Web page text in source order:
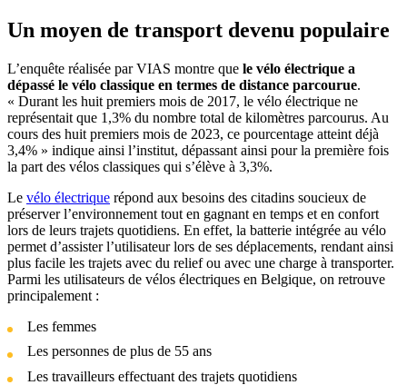
Un moyen de transport devenu populaire
L’enquête réalisée par VIAS montre que le vélo électrique a
dépassé le vélo classique en termes de distance parcourue.
« Durant les huit premiers mois de 2017, le vélo électrique ne
représentait que 1,3% du nombre total de kilomètres parcourus. Au
cours des huit premiers mois de 2023, ce pourcentage atteint déjà
3,4% » indique ainsi l’institut, dépassant ainsi pour la première fois
la part des vélos classiques qui s’élève à 3,3%.
Le vélo électrique répond aux besoins des citadins soucieux de
préserver l’environnement tout en gagnant en temps et en confort
lors de leurs trajets quotidiens. En effet, la batterie intégrée au vélo
permet d’assister l’utilisateur lors de ses déplacements, rendant ainsi
plus facile les trajets avec du relief ou avec une charge à transporter.
Parmi les utilisateurs de vélos électriques en Belgique, on retrouve
principalement :
Les femmes
Les personnes de plus de 55 ans
Les travailleurs effectuant des trajets quotidiens